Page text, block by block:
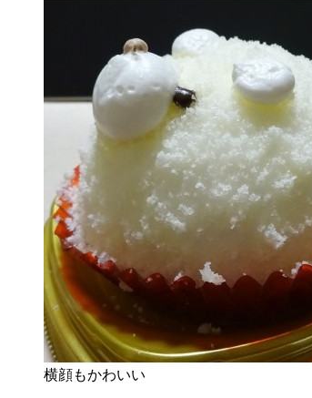
横顔もかわいい